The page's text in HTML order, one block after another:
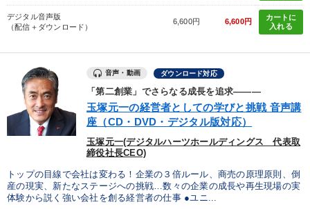
ondemand_video 経営音声・動画を探す refresh 更新する
全国経営者セミナー収録物以外の経営教材（全761タイトル）からお探
しいただけます
カテゴリー
【2月】音声・映像 組織と人を動かすマネジメント力を磨く
「利上げ時代の最新・銀行対策」＋「不動産市況予測」＋「市場
予測と株式投資」最新刊
デジタル音声版
（配信＋ダウンロード）
6,600円 6,600円
カートに
入れる
音声・動画 ダウンロード対応
「第二創業」でさらなる成長を追求―――
玉塚元一の経営者としての学びと挑戦 音声講
座（CD・DVD・デジタル版対応）
玉塚元一(デジタルハーツホールディングス 代表取
締役社長CEO)
トップの目線で会社は変わる！企業の３倍ルール、商売の原理原則、倒
産の現実、新たなステージへの挑戦…数々の企業の成長や再生現場の実
体験から説く強い会社を創る経営者の仕事 ●ユニ...